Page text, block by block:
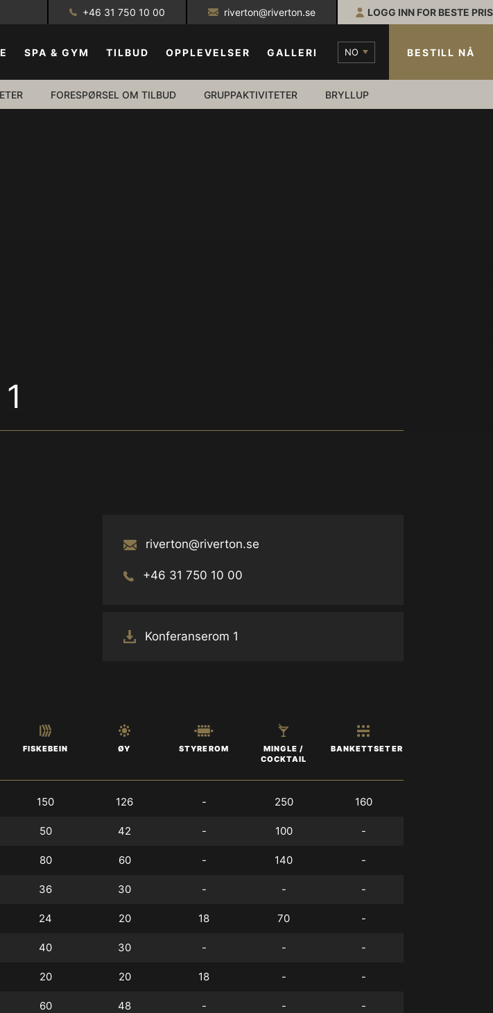
+46 31 750 10 00 riverton@riverton.se LOGG INN FOR BESTE PRIS
SPA & GYM TILBUD OPPLEVELSER GALLERI NO BESTILL NÅ
FORESPØRSEL OM TILBUD GRUPPAKTIVITETER BRYLLUP
riverton@riverton.se
+46 31 750 10 00
Konferanserom 1
FISKEBEIN ØY STYREROM
MINGLE /
COCKTAIL
BANKETTSETER
150 126 - 250 160
50 42 - 100 -
80 60 - 140 -
36 30 - - -
24 20 18 70 -
40 30 - - -
20 20 18 - -
60 48 - - -